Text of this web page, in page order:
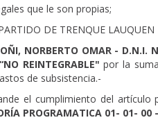
que le son propias;
DE TRENQUE LAUQUEN
NORBERTO OMAR - D.N.I.
“NO REINTEGRABLE" por la
de subsistencia.-
el cumplimiento del artículo
PROGRAMATICA 01- 01- 00